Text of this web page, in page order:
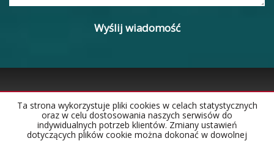
Strona główna Notatnik Kontakt
Ta strona wykorzystuje pliki cookies w celach statystycznych
oraz w celu dostosowania naszych serwisów do
indywidualnych potrzeb klientów. Zmiany ustawień
dotyczących plików cookie można dokonać w dowolnej